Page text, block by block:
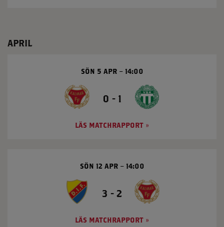
APRIL
0 - 1
SÖN 5 APR 14:00
LÄS MATCHRAPPORT
3 - 2
SÖN 12 APR 14:00
LÄS MATCHRAPPORT